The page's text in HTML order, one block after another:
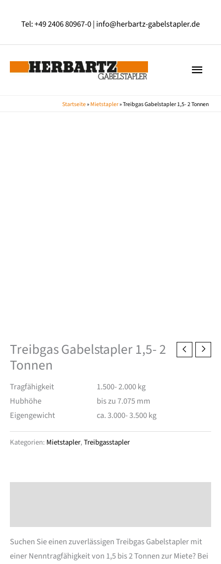
Tel: +49 2406 80967-0 | info@herbartz-gabelstapler.de
Startseite»Mietstapler»Treibgas Gabelstapler 1,5- 2 Tonnen
Treibgas Gabelstapler 1,5- 2
Tonnen
Tragfähigkeit
1.500- 2.000 kg
Hubhöhe
bis zu 7.075 mm
Eigengewicht
ca. 3.000- 3.500 kg
Kategorien: Mietstapler,Treibgasstapler
Suchen Sie einen zuverlässigen Treibgas Gabelstapler mit
einer Nenntragfähigkeit von 1,5 bis 2 Tonnen zur Miete? Bei